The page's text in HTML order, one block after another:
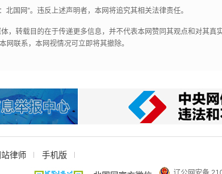
国网”。违反上述声明者，本网将追究其相关法律责任。
，转载目的在于传递更多信息，并不代表本网赞同其观点和对其真
网联系，本网视情况可立即将其撤除。
站律师 手机版